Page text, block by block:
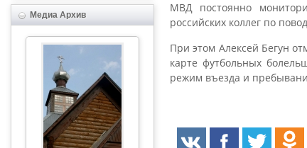
Медиа Архив
МВД постоянно
российских коллег по
При этом Алексей Бегун
карте футбольных
режим въезда и